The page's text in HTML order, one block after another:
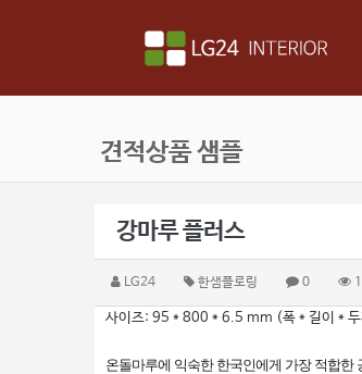
견적상품 샘플
강마루 플러스
LG24 한샘플로링 0
사이즈: 95 * 800 * 6.5 mm (폭 * 길이 *
온돌마루에 익숙한 한국인에게 가장 적합한